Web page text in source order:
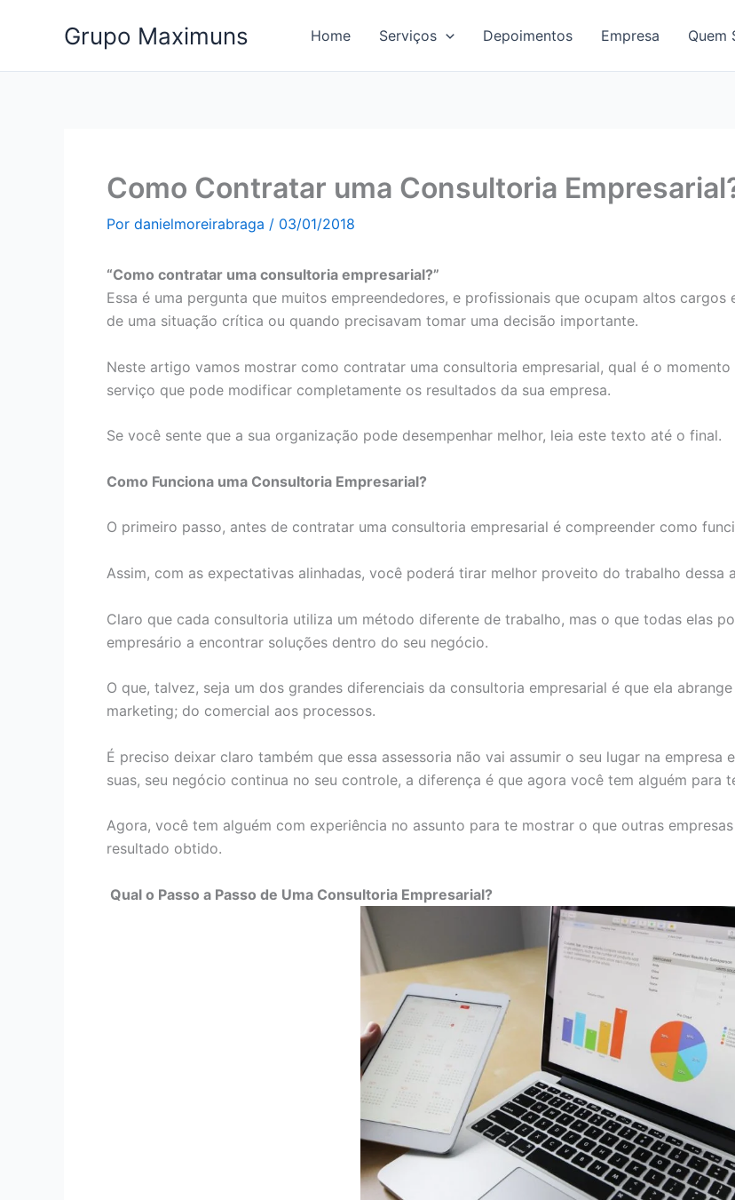
Grupo Maximuns Home Serviços Depoimentos Empresa Quem
Como Contratar uma Consultoria
Por danielmoreirabraga / 03/01/2018
“Como contratar uma consultoria empresarial?”
Essa é uma pergunta que muitos empreendedores, e profissionais que ocupam altos
de uma situação crítica ou quando precisavam tomar uma decisão importante.
Neste artigo vamos mostrar como contratar uma consultoria empresarial, qual é o
serviço que pode modificar completamente os resultados da sua empresa.
Se você sente que a sua organização pode desempenhar melhor, leia este texto até o final.
Como Funciona uma Consultoria Empresarial?
O primeiro passo, antes de contratar uma consultoria empresarial é compreender como
Assim, com as expectativas alinhadas, você poderá tirar melhor proveito do trabalho dessa
Claro que cada consultoria utiliza um método diferente de trabalho, mas o que todas elas
empresário a encontrar soluções dentro do seu negócio.
O que, talvez, seja um dos grandes diferenciais da consultoria empresarial é que ela
marketing; do comercial aos processos.
É preciso deixar claro também que essa assessoria não vai assumir o seu lugar na empresa
suas, seu negócio continua no seu controle, a diferença é que agora você tem alguém para
Agora, você tem alguém com experiência no assunto para te mostrar o que outras
resultado obtido.
Qual o Passo a Passo de Uma Consultoria Empresarial?